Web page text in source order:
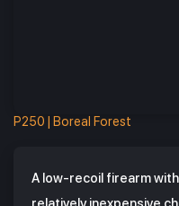
P250 | Boreal Forest
A low-recoil firearm
relatively inexpensive